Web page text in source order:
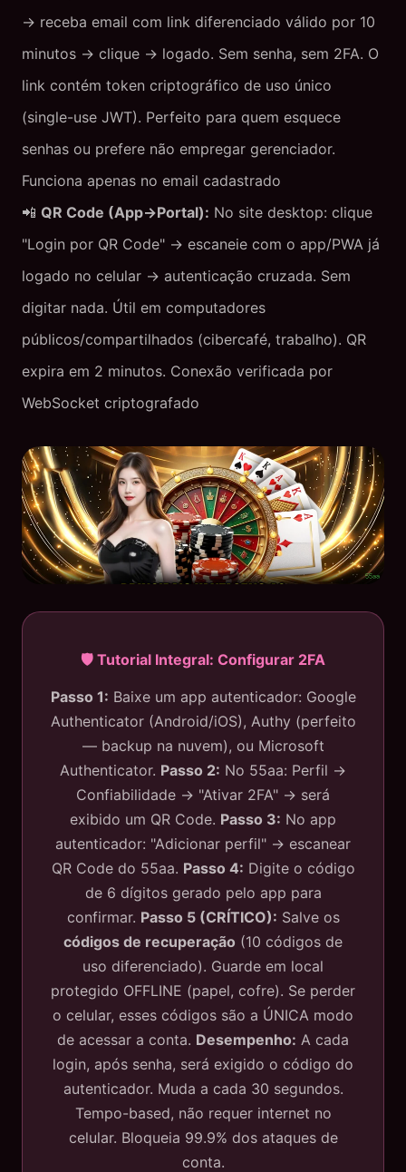
→ receba email com link diferenciado válido por 10
minutos → clique → logado. Sem senha, sem 2FA. O
link contém token criptográfico de uso único
(single-use JWT). Perfeito para quem esquece
senhas ou prefere não empregar gerenciador.
Funciona apenas no email cadastrado
📲 QR Code (App→Portal): No site desktop: clique
"Login por QR Code" → escaneie com o app/PWA já
logado no celular → autenticação cruzada. Sem
digitar nada. Útil em computadores
públicos/compartilhados (cibercafé, trabalho). QR
expira em 2 minutos. Conexão verificada por
WebSocket criptografado
🛡️ Tutorial Integral: Configurar 2FA
Passo 1: Baixe um app autenticador: Google
Authenticator (Android/iOS), Authy (perfeito
— backup na nuvem), ou Microsoft
Authenticator. Passo 2: No 55aa: Perfil →
Confiabilidade → "Ativar 2FA" → será
exibido um QR Code. Passo 3: No app
autenticador: "Adicionar perfil" → escanear
QR Code do 55aa. Passo 4: Digite o código
de 6 dígitos gerado pelo app para
confirmar. Passo 5 (CRÍTICO): Salve os
códigos de recuperação (10 códigos de
uso diferenciado). Guarde em local
protegido OFFLINE (papel, cofre). Se perder
o celular, esses códigos são a ÚNICA modo
de acessar a conta. Desempenho: A cada
login, após senha, será exigido o código do
autenticador. Muda a cada 30 segundos.
Tempo-based, não requer internet no
celular. Bloqueia 99.9% dos ataques de
conta.